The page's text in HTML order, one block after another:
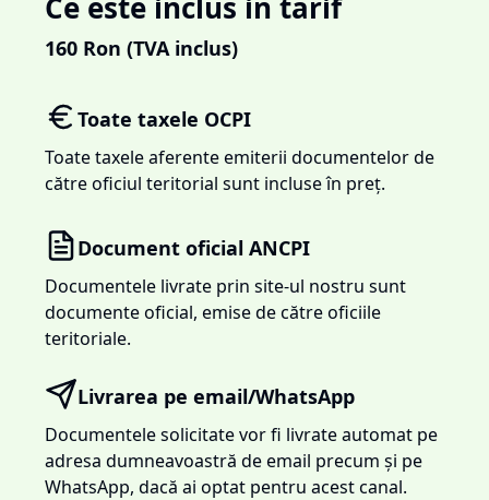
160 Ron (TVA inclus)
Toate taxele OCPI
Toate taxele aferente emiterii documentelor de
către oficiul teritorial sunt incluse în preț.
Document oficial ANCPI
Documentele livrate prin site-ul nostru sunt
documente oficial, emise de către oficiile
teritoriale.
Livrarea pe email/WhatsApp
Documentele solicitate vor fi livrate automat pe
adresa dumneavoastră de email precum și pe
WhatsApp, dacă ai optat pentru acest canal.